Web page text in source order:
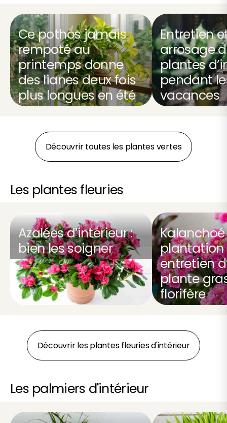
Ce pothos jamais
rempoté au
printemps donne
des lianes deux fois
plus longues en été
Entretien
arrosage
plantes
pendant
vacances
Découvrir toutes les plantes vertes
Les plantes fleuries
Azalées d’intérieur :
bien les soigner
Kalanchoé
plantation
entretien
plante
florifère
Découvrir les plantes fleuries d'intérieur
Les palmiers d'intérieur